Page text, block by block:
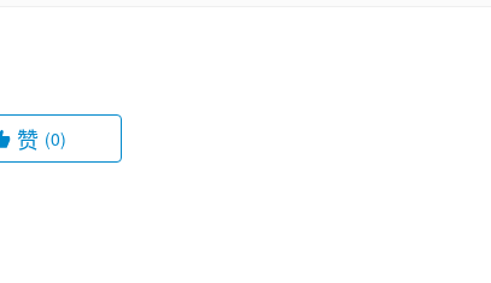
赞 (0)